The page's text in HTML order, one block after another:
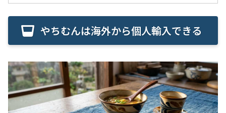
やちむんは海外から個人輸入できる